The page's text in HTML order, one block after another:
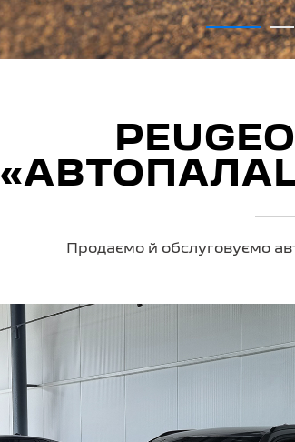
Продаємо й обслуговуємо